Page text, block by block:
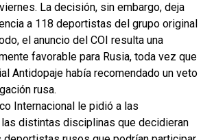
La decisión, sin embargo, deja
a 118 deportistas del grupo original
el anuncio del COI resulta una
favorable para Rusia, toda vez que
Antidopaje había recomendado un veto
rusa.
Internacional le pidió a las
distintas disciplinas que decidieran